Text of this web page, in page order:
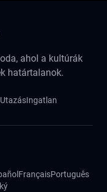
ahol a kultúrák
határtalanok.
UtazásIngatlan
FrançaisPortuguês